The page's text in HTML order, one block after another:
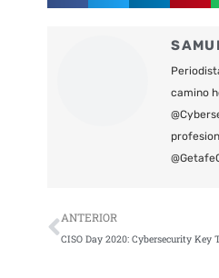
camino
Ant
ANTERIOR